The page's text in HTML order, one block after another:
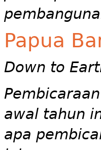
Papua
Down to
awal tahun
apa